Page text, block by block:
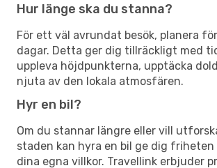
Hur länge ska du stanna?
För ett väl avrundat besök, planera
dagar. Detta ger dig tillräckligt med
uppleva höjdpunkterna, upptäcka
njuta av den lokala atmosfären.
Hyr en bil?
Om du stannar längre eller vill
staden kan hyra en bil ge dig friheten
dina egna villkor. Travellink erbjuder